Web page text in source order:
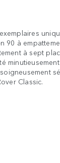
90 à
à sept
Classic.